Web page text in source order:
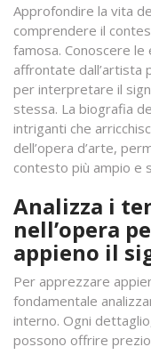
Approfondire la vita
comprendere il
famosa. Conoscere
affrontate dall’artista
per interpretare il
stessa. La biografia
intriganti che
dell’opera d’arte,
contesto più ampio e
Analizza i
nell’opera
appieno il
Per apprezzare
fondamentale
interno. Ogni
possono offrire